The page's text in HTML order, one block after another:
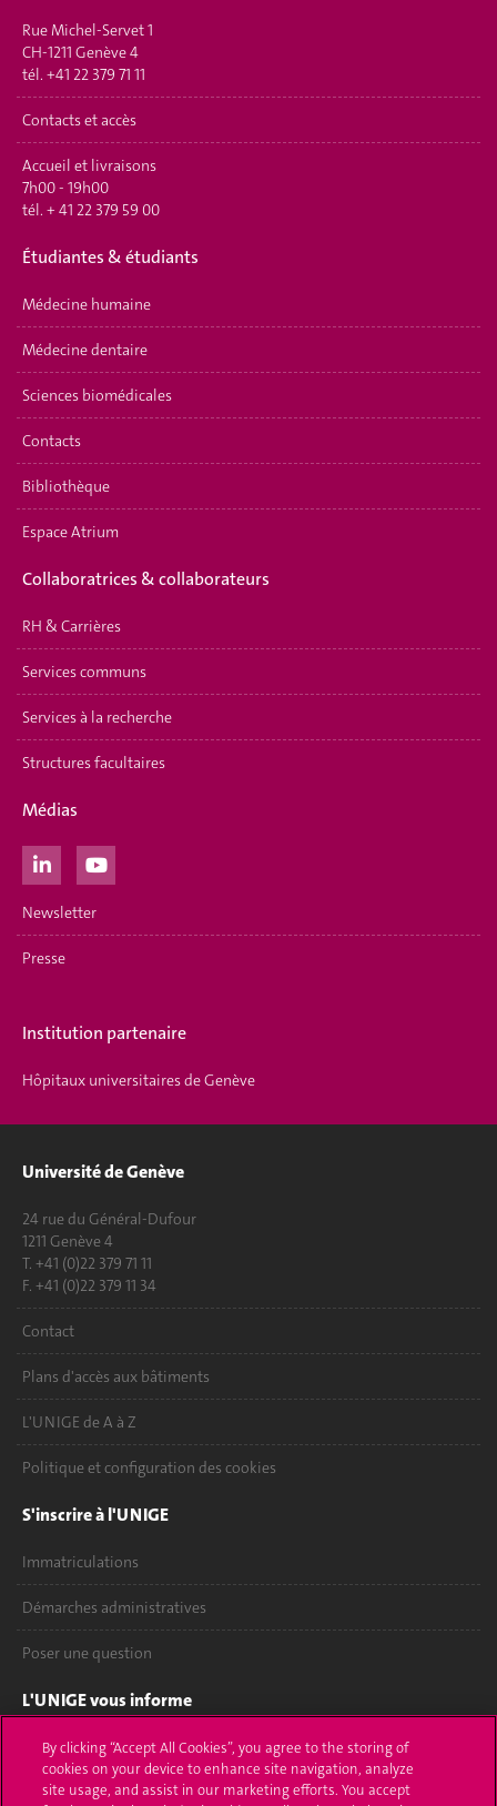
Rue Michel-Servet 1
CH-1211 Genève 4
tél. +41 22 379 71 11
Contacts et accès
Accueil et livraisons
7h00 - 19h00
tél. + 41 22 379 59 00
Étudiantes & étudiants
Médecine humaine
Médecine dentaire
Sciences biomédicales
Contacts
Bibliothèque
Espace Atrium
Collaboratrices & collaborateurs
RH & Carrières
Services communs
Services à la recherche
Structures facultaires
Médias
Newsletter
Presse
Institution partenaire
Hôpitaux universitaires de Genève
Université de Genève
24 rue du Général-Dufour
1211 Genève 4
T. +41 (0)22 379 71 11
F. +41 (0)22 379 11 34
Contact
Plans d'accès aux bâtiments
L'UNIGE de A à Z
Politique et configuration des cookies
S'inscrire à l'UNIGE
Immatriculations
Démarches administratives
Poser une question
L'UNIGE vous informe
UNIGE Mobile
Médias
By clicking “Accept All Cookies”, you agree to the storing of
cookies on your device to enhance site navigation, analyze
site usage, and assist in our marketing efforts. You accept